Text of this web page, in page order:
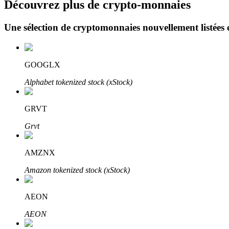
Blocages BTR
Des investissements exclusifs pour les détenteurs de BTR
Prêts
Service d'emprunt adossé à des cryptomonnaies
Découvrez plus de crypto-monnaies
Une sélection de cryptomonnaies nouvellement listées
GOOGLX
Alphabet tokenized stock (xStock)
GRVT
Grvt
AMZNX
Amazon tokenized stock (xStock)
AEON
AEON